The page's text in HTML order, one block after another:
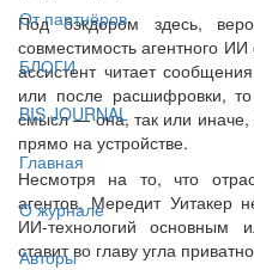
От партнёров
БЛОГИ
BIS JOURNAL
Главная
О журнале
Авторы
Под бэкдором здесь,
совместимость агентного
ассистент читает
или после расшифровки,
смысл — она, так или иначе,
прямо на устройстве.
Несмотря на то, что
агентов, Мередит Уитакер
ИИ-технологий
ставит во главу угла